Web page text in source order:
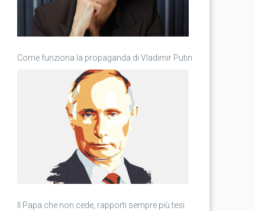
Come funziona la propaganda di Vladimir Putin
Il Papa che non cede, rapporti sempre più tesi